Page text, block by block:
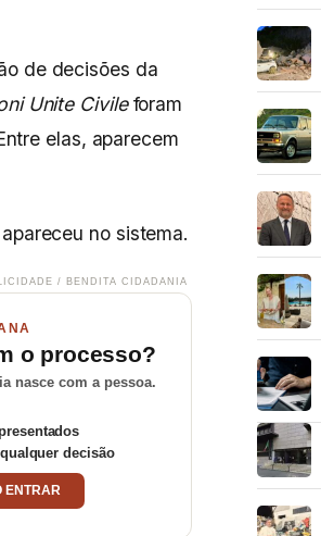
de decisões da
Unite Civileforam
elas, aparecem
no sistema.
/ BENDITA CIDADANIA
o processo?
nasce com a pessoa.
decisão
ENTRAR